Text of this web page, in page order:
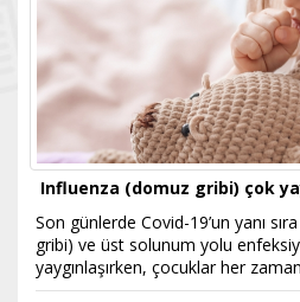
Influenza (domuz gribi) çok
Son günlerde Covid-19’un yanı
gribi) ve üst solunum yolu
yaygınlaşırken, çocuklar her